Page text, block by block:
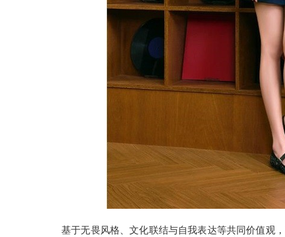
基于无畏风格、文化联结与自我表达等共同价值观